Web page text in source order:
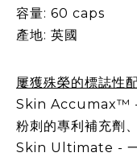
容量: 60 caps
產地: 英國
屢獲殊榮的標誌性
Skin Accumax™
粉刺的專利補充劑、
Skin Ultimate -